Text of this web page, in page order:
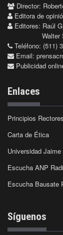
Director:
Editora de
Editores: Raúl
Walter
Teléfono: (511)
Email:
Publicidad
Enlaces
Principios Rectores
Carta de Ética
Universidad
Escucha ANP
Escucha Bausate
Síguenos